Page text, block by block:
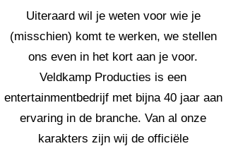
​Uiteraard wil je weten voor wie je
(misschien) komt te werken, we stellen
ons even in het kort aan je voor.
Veldkamp Producties is een
entertainmentbedrijf met bijna 40 jaar aan
ervaring in de branche. Van al onze
karakters zijn wij de officiële